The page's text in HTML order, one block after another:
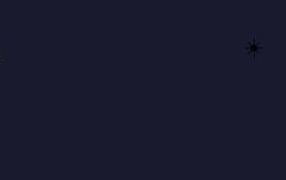
☀️